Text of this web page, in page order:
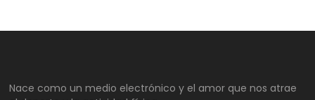
Nace como un medio electrónico y el amor que nos atrae